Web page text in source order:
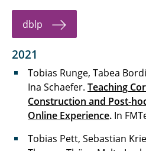
dblp
2021
Tobias Runge, Tabea
Ina Schaefer. Teaching
Construction and Post-
Online Experience. In
Tobias Pett, Sebastian